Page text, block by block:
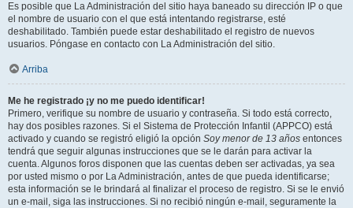
Es posible que La Administración del sitio haya baneado su dirección IP o que
el nombre de usuario con el que está intentando registrarse, esté
deshabilitado. También puede estar deshabilitado el registro de nuevos
usuarios. Póngase en contacto con La Administración del sitio.
Arriba
Me he registrado ¡y no me puedo identificar!
Primero, verifique su nombre de usuario y contraseña. Si todo está correcto,
hay dos posibles razones. Si el Sistema de Protección Infantil (APPCO) está
activado y cuando se registró eligió la opción Soy menor de 13 años entonces
tendrá que seguir algunas instrucciones que se le darán para activar la
cuenta. Algunos foros disponen que las cuentas deben ser activadas, ya sea
por usted mismo o por La Administración, antes de que pueda identificarse;
esta información se le brindará al finalizar el proceso de registro. Si se le envió
un e-mail, siga las instrucciones. Si no recibió ningún e-mail, seguramente la